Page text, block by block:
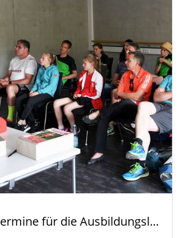
Trainer C: Termine für die Ausbildungslehrgänge für 2019 festgelegt